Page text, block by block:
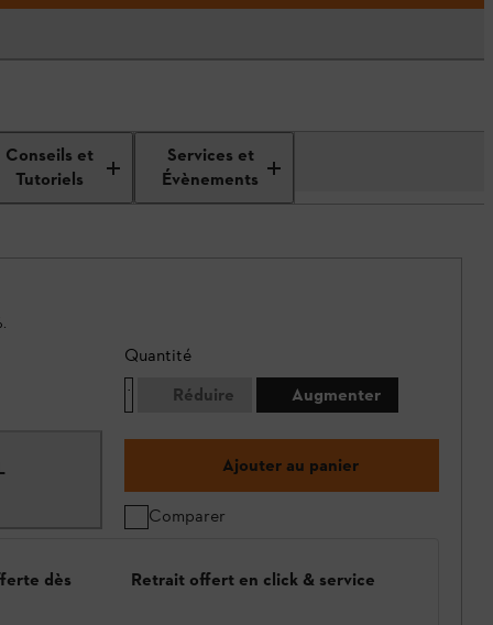
Conseils et
Tutoriels
Services et
Évènements
Quantité
Réduire
Augmenter
Ajouter au panier
Comparer
dès
Retrait offert en click & service